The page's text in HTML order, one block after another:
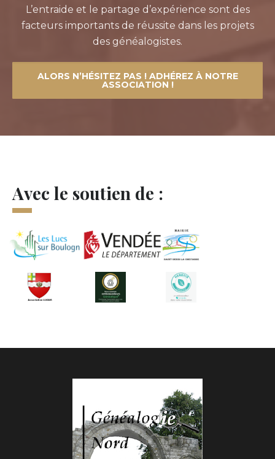
L’entraide et le partage d’expérience sont des
facteurs importants de réussite dans les projets
des généalogistes.
ALORS N’HÉSITEZ PAS ! ADHÉREZ À NOTRE
ASSOCIATION !
Avec le soutien de :